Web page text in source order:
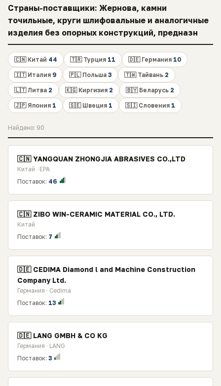
Страны-поставщики: Жернова, камни
точильные, круги шлифовальные и аналогичные
изделия без опорных конструкций, предназн
🇨🇳 Китай 44 🇹🇷 Турция 11 🇩🇪 Германия 10
🇮🇹 Италия 9 🇵🇱 Польша 3 🇹🇼 Тайвань 2
🇱🇹 Литва 2 🇰🇬 Киргизия 2 🇧🇾 Беларусь 2
🇯🇵 Япония 1 🇸🇪 Швеция 1 🇸🇮 Словения 1
Найдено: 90
🇨🇳 YANGQUAN ZHONGJIA ABRASIVES CO.,LTD
Китай · EPA
Поставок: 46
🇨🇳 ZIBO WIN-CERAMIC MATERIAL CO., LTD.
Китай
Поставок: 7
🇩🇪 CEDIMA Diamond l and Machine Construction
Company Ltd.
Германия · Cedima
Поставок: 13
🇩🇪 LANG GMBH & CO KG
Германия · LANG
Поставок: 3